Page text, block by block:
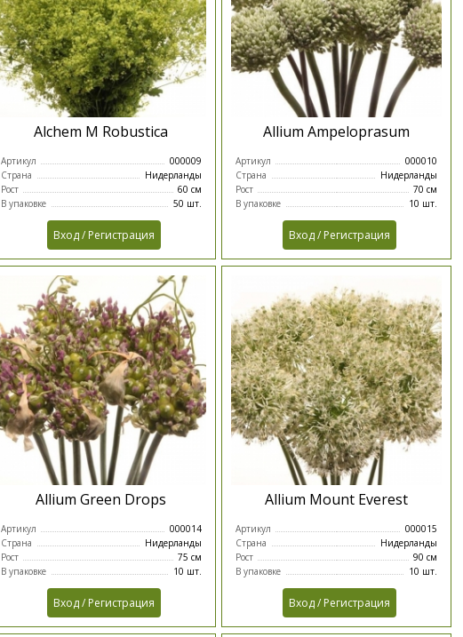
Alchem M Robustica
Артикул
000009
Страна
Нидерланды
Рост
60 см
В упаковке
50 шт.
Вход / Регистрация
Allium Ampeloprasum
Артикул
000010
Страна
Нидерланды
Рост
70 см
В упаковке
10 шт.
Вход / Регистрация
Allium Green Drops
Артикул
000014
Страна
Нидерланды
Рост
75 см
В упаковке
10 шт.
Вход / Регистрация
Allium Mount Everest
Артикул
000015
Страна
Нидерланды
Рост
90 см
В упаковке
10 шт.
Вход / Регистрация